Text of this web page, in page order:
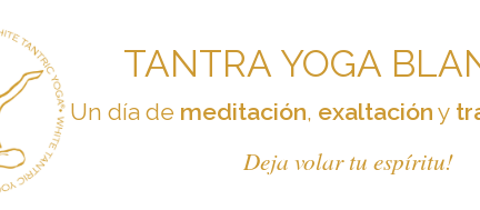
TANTRA YOGA
Un día de meditación, exaltación y
Deja volar tu espíritu!